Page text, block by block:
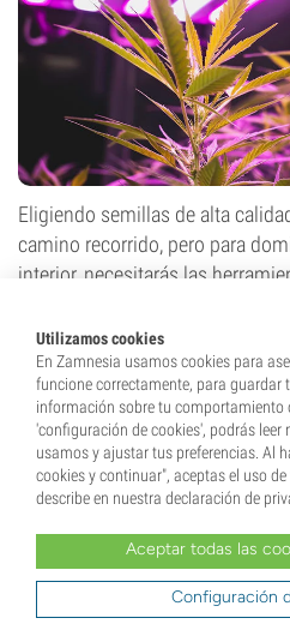
Eligiendo semillas de alta
camino recorrido, pero para
interior, necesitarás las
adecuadas. Te dejamos
tus plantas crezcan sanas y
Iluminación
Elegir lasluces de cultivo
LED, HPS y CMH ofrecen una
genteprefiere las LEDpor su
versatilidad en todas las fases
Temperatura y humedad
Las plantas de marihuana
Utilizamos cookies
En Zamnesia usamos cookies para
funcione correctamente, para guardar
información sobre tu comportamiento
'configuración de cookies', podrás leer
usamos y ajustar tus preferencias. Al
cookies y continuar", aceptas el uso
describe en nuestra declaración de
Aceptar todas las
Configuración